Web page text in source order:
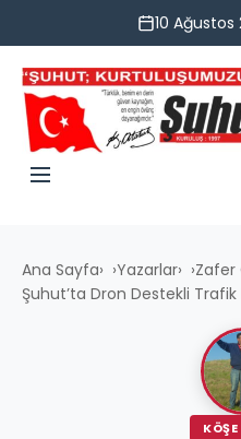
10 Ağustos
Ana Sayfa› Yazarlar› Zafer
Şuhut’ta Dron Destekli Trafik